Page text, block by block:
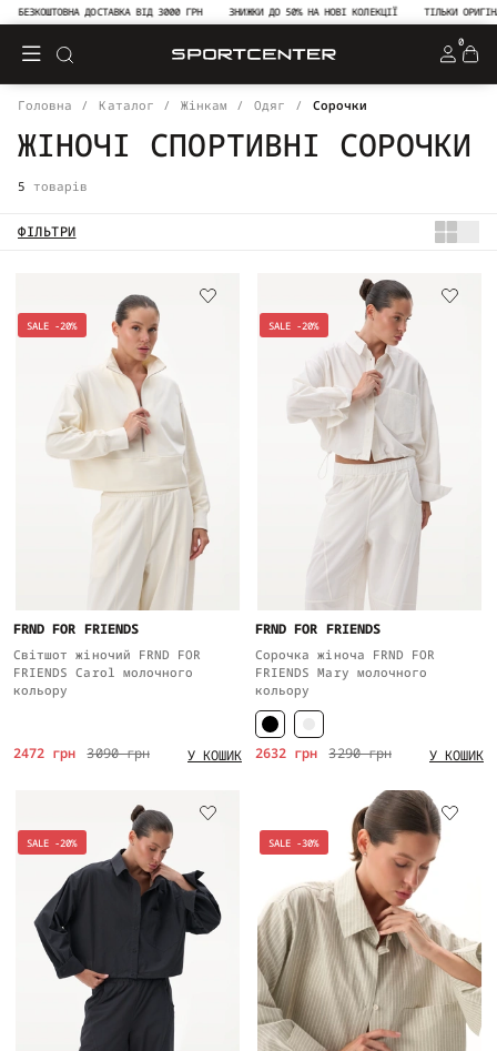
БЕЗКОШТОВНА ДОСТАВКА ВІД 3000 ГРН ЗНИЖКИ ДО 50% НА НОВІ КОЛЕКЦІЇ ТІЛЬКИ
0
Головна Каталог Жінкам Одяг Сорочки
ЖІНОЧІ СПОРТИВНІ СОРОЧКИ
5 товарів
ФІЛЬТРИ
SALE -20%
FRND FOR FRIENDS
Світшот жіночий FRND FOR
FRIENDS Carol молочного
кольору
3090 грн
2472 грн У КОШИК
SALE -20%
FRND FOR FRIENDS
Сорочка жіноча FRND FOR
FRIENDS Mary молочного
кольору
3290 грн
2632 грн У КОШИК
SALE -20% SALE -30%